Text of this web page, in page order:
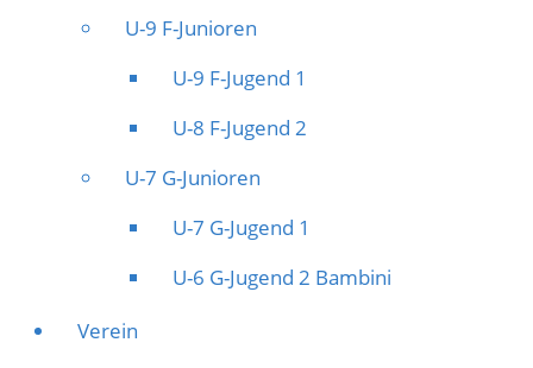
U-9 F-Junioren
U-9 F-Jugend 1
U-8 F-Jugend 2
U-7 G-Junioren
U-7 G-Jugend 1
U-6 G-Jugend 2 Bambini
Verein